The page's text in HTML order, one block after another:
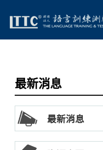
最新消息
最新消息